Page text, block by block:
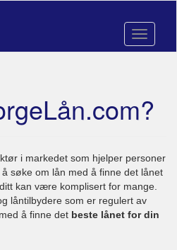
Toggle
i markedet som hjelper personer
søke om lån med å finne det lånet
kan være komplisert for mange.
låntilbydere som er regulert av
å finne det beste lånet for din